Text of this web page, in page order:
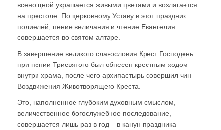
всенощной украшается живыми цветами и возлагается
на престоле. По церковному Уставу в этот праздник
полиелей, пение величания и чтение Евангелия
совершается во святом алтаре.
В завершение великого славословия Крест Господень
при пении Трисвятого был обнесен крестным ходом
внутри храма, после чего архипастырь совершил чин
Воздвижения Животворящего Креста.
Это, наполненное глубоким духовным смыслом,
величественное богослужебное последование,
совершается лишь раз в год – в канун праздника